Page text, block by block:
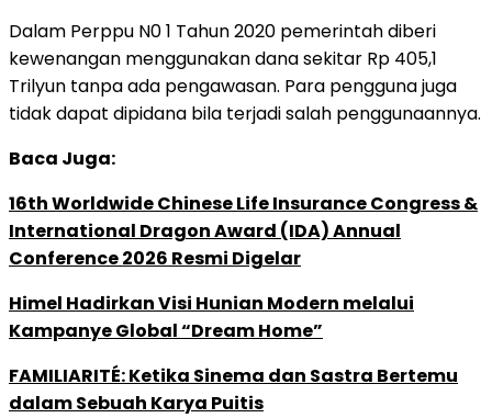
Dalam Perppu N0 1 Tahun 2020 pemerintah diberi
kewenangan menggunakan dana sekitar Rp 405,1
Trilyun tanpa ada pengawasan. Para pengguna juga
tidak dapat dipidana bila terjadi salah penggunaannya.
Baca Juga:
16th Worldwide Chinese Life Insurance Congress &
International Dragon Award (IDA) Annual
Conference 2026 Resmi Digelar
Himel Hadirkan Visi Hunian Modern melalui
Kampanye Global “Dream Home”
FAMILIARITÉ: Ketika Sinema dan Sastra Bertemu
dalam Sebuah Karya Puitis